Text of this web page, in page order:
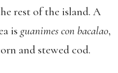
rest of the island. A
is guanimes con bacalao,
and stewed cod.